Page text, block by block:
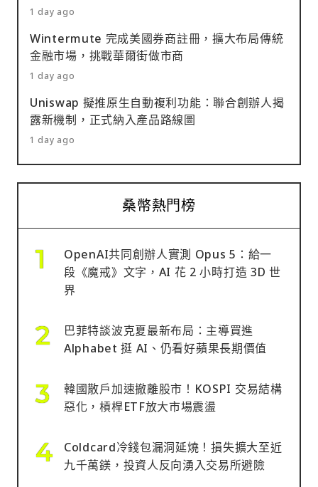
1 day ago
Wintermute 完成美國券商註冊，擴大布局傳統
金融市場，挑戰華爾街做市商
1 day ago
Uniswap 擬推原生自動複利功能：聯合創辦人揭
露新機制，正式納入產品路線圖
1 day ago
桑幣熱門榜
OpenAI共同創辦人實測 Opus 5：給一
段《魔戒》文字，AI 花 2 小時打造 3D 世
界
巴菲特談波克夏最新布局：主導買進
Alphabet 挺 AI、仍看好蘋果長期價值
韓國散戶加速撤離股市！KOSPI 交易結構
惡化，槓桿ETF放大市場震盪
Coldcard冷錢包漏洞延燒！損失擴大至近
九千萬鎂，投資人反向湧入交易所避險